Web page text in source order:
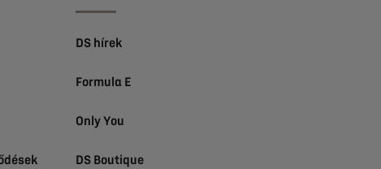
DS hírek
Formula E
Only You
DS Boutique